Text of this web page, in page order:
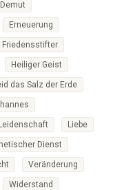
Demut
Erneuerung
Friedensstifter
Heiliger Geist
das Salz der Erde
Leidenschaft Liebe
Dienst
Veränderung
Widerstand